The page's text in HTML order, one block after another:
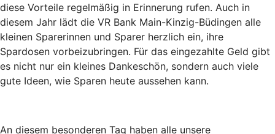
diese Vorteile regelmäßig in Erinnerung rufen. Auch in
diesem Jahr lädt die VR Bank Main-Kinzig-Büdingen alle
kleinen Sparerinnen und Sparer herzlich ein, ihre
Spardosen vorbeizubringen. Für das eingezahlte Geld gibt
es nicht nur ein kleines Dankeschön, sondern auch viele
gute Ideen, wie Sparen heute aussehen kann.
An diesem besonderen Tag haben alle unsere